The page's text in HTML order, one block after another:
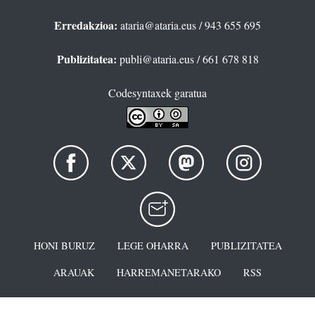
Erredakzioa: ataria@ataria.eus/ 943 655 695
Publizitatea: publi@ataria.eus/ 661 678 818
Codesyntaxek garatua
HONI BURUZ LEGE OHARRA
PUBLIZITATEA
ARAUAK
HARREMANETARAKO RSS